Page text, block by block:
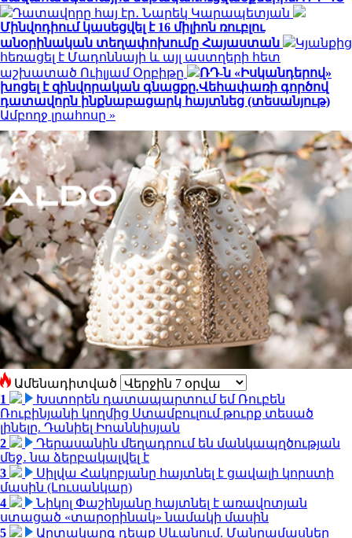
Դատավորը հայ էր․ Նարեկ Կարապետյան
Մինվոդիում կասեցվել է 16 միլիոն ռուբլու
անօրինական տեղափոխումը Հայաստան
Կյանքից
հեռացել է Մադոննայի և այլ աստղերի հետ
աշխատած Ուիլյամ Օրբիթը
ՌԴ-ն «Իսկանդերով»
խոցել է զինվորական գնացքը.Վեհափառի գործով
դատավորն ինքնաբացարկ հայտնեց (տեսանյութ)
Ամբողջ լրահոսը »
Ամենադիտված
1
Խստորեն դատապարտում եմ Ռուբեն
Ռուբինյանի կողմից Ստամբուլում թուրք տեսած
լինելը. Դանիել Իոաննիսյան
2
Դերասանին մեղադրում են մանկապղծության
մեջ․ նա ձերբակալվել է
3
Սիլվա Հակոբյանը հայտնել է ցավալի կորստի
մասին (Լուսանկար)
4
Նիկոլ Փաշինյանը հայտնել է առավոտյան
ստացած «տարօրինակ» նամակի մասին
5
Արտակարգ դեպք Սևանում. Մանրամասներ